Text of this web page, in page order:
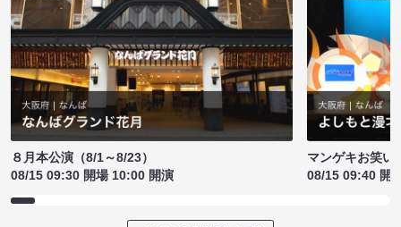
８月本公演（8/1～8/23）
08/15 09:30 開場 10:00 開演
マンゲキお笑い
08/15 09:40 開